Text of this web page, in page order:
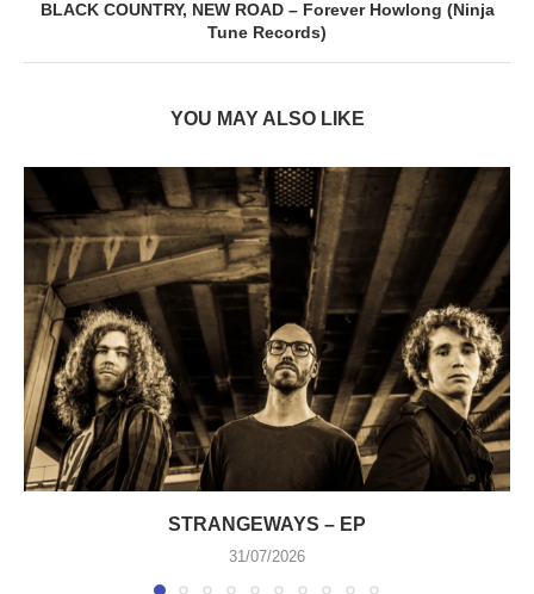
BLACK COUNTRY, NEW ROAD – Forever Howlong (Ninja
Tune Records)
YOU MAY ALSO LIKE
STRANGEWAYS – EP
31/07/2026